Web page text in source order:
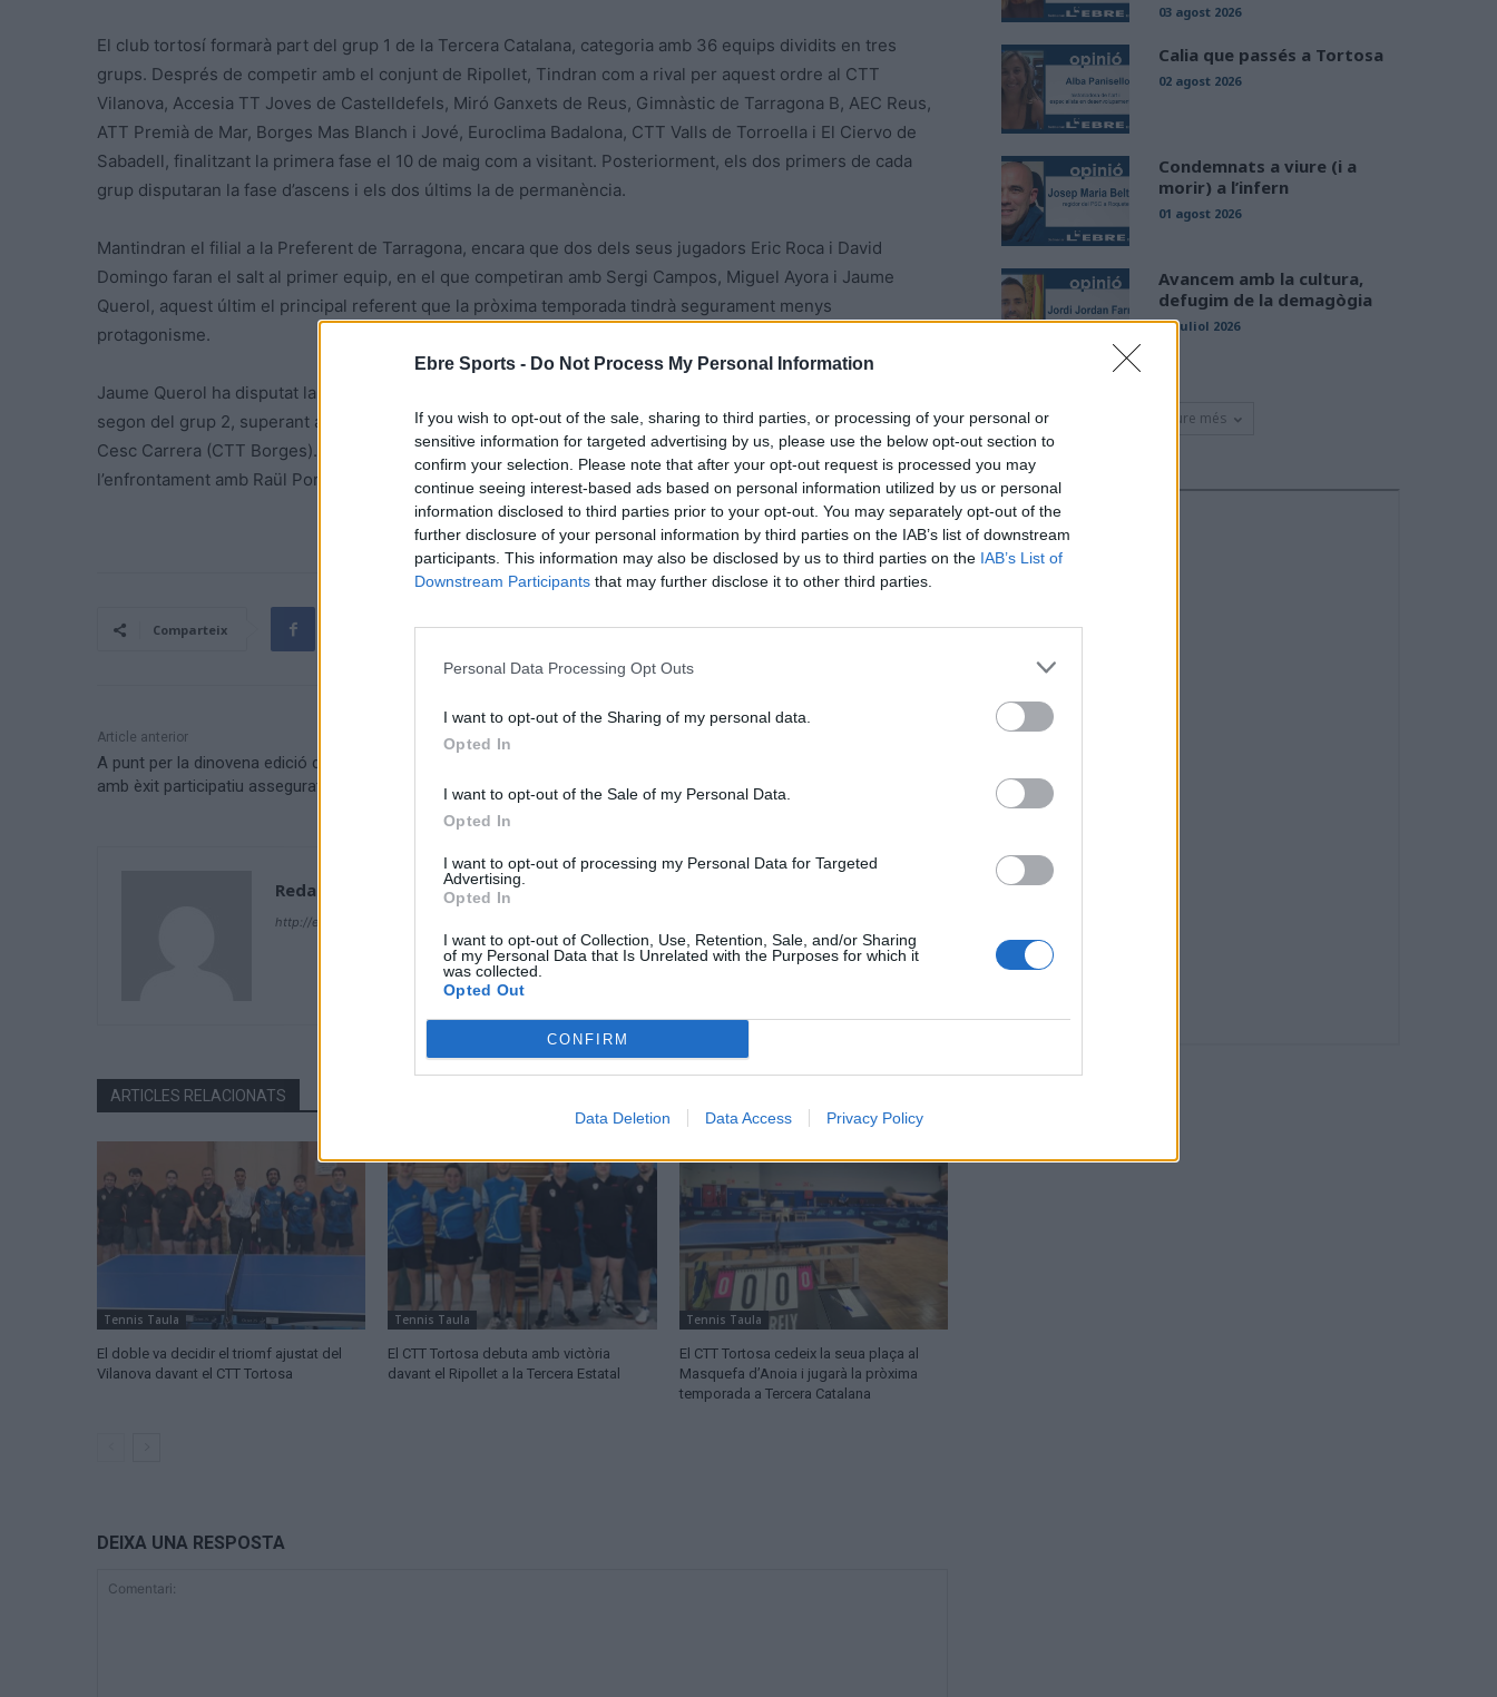
Ebre Sports - Do Not Process My Personal Information
If you wish to opt-out of the sale, sharing to third parties, or processing of your personal or
sensitive information for targeted advertising by us, please use the below opt-out section to
confirm your selection. Please note that after your opt-out request is processed you may
continue seeing interest-based ads based on personal information utilized by us or personal
information disclosed to third parties prior to your opt-out. You may separately opt-out of the
further disclosure of your personal information by third parties on the IAB’s list of downstream
participants. This information may also be disclosed by us to third parties on the IAB’s List of
Downstream Participants that may further disclose it to other third parties.
Personal Data Processing Opt Outs
I want to opt-out of the Sharing of my personal data.
Opted In
I want to opt-out of the Sale of my Personal Data.
Opted In
I want to opt-out of processing my Personal Data for Targeted
Advertising.
Opted In
I want to opt-out of Collection, Use, Retention, Sale, and/or Sharing
of my Personal Data that Is Unrelated with the Purposes for which it
was collected.
Opted Out
CONFIRM
Data Deletion Data Access Privacy Policy
El club tortosí formarà part del grup 1 de la Tercera Catalana, categoria amb 36 equips dividits en tres
grups. Després de competir amb el conjunt de Ripollet, Tindran com a rival per aquest ordre al CTT
Vilanova, Accesia TT Joves de Castelldefels, Miró Ganxets de Reus, Gimnàstic de Tarragona B, AEC Reus,
ATT Premià de Mar, Borges Mas Blanch i Jové, Euroclima Badalona, CTT Valls de Torroella i El Ciervo de
Sabadell, finalitzant la primera fase el 10 de maig com a visitant. Posteriorment, els dos primers de cada
grup disputaran la fase d’ascens i els dos últims la de permanència.
Mantindran el filial a la Preferent de Tarragona, encara que dos dels seus jugadors Eric Roca i David
Domingo faran el salt al primer equip, en el que competiran amb Sergi Campos, Miguel Ayora i Jaume
Querol, aquest últim el principal referent que la pròxima temporada tindrà segurament menys
protagonisme.
Jaume Querol ha disputat la 40a edició del Torneig Internacional de Vic, finalitzant en la categoria Open,
segon del grup 2, superant a Álvaro Barrenche (CTT Olesa) i a Aleix Pacareu (CTT Mataró), perdent amb
Cesc Carrera (CTT Borges). Es va classificar en el quadre de 32, sense poder superar l’obstacle de
l’enfrontament amb Raül Porta (CTT Valls del Nord).
Comparteix
Article anterior
A punt per la dinovena edició de la Pujada al Montsià
amb èxit participatiu assegurat
Redacció
http://ebresports.cat
ARTICLES RELACIONATS
Tennis Taula
El doble va decidir el triomf ajustat del
Vilanova davant el CTT Tortosa
Tennis Taula
El CTT Tortosa debuta amb victòria
davant el Ripollet a la Tercera Estatal
Tennis Taula
El CTT Tortosa cedeix la seua plaça al
Masquefa d’Anoia i jugarà la pròxima
temporada a Tercera Catalana
DEIXA UNA RESPOSTA
03 agost 2026
Calia que passés a Tortosa
02 agost 2026
Condemnats a viure (i a
morir) a l’infern
01 agost 2026
Avancem amb la cultura,
defugim de la demagògia
31 juliol 2026
Veure més